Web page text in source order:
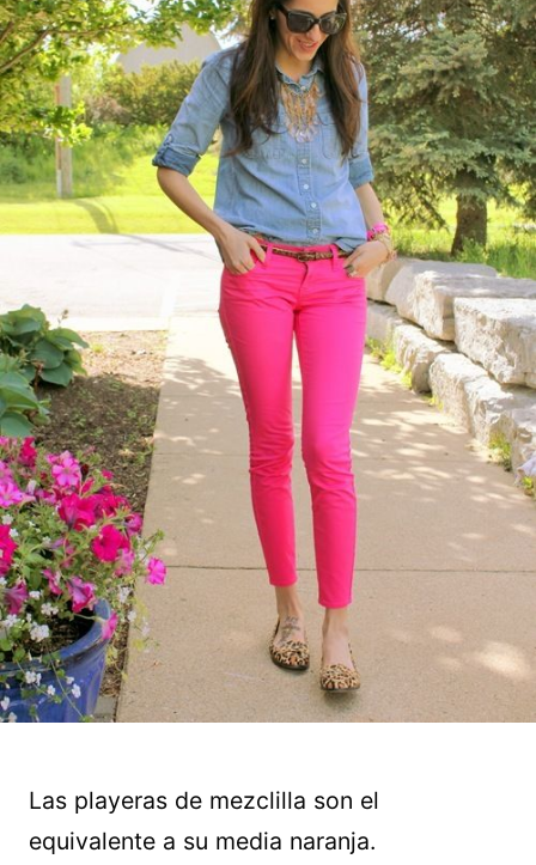
Las playeras de mezclilla son el
equivalente a su media naranja.